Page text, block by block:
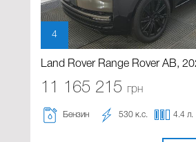
4
Land Rover Range Rover AB,
11 165 215 грн
Бензин 530 к.с. 4.4 л.